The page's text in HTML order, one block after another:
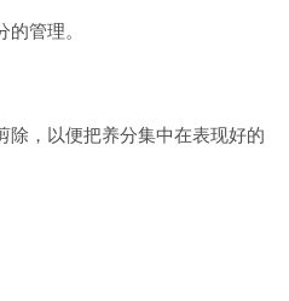
管理。
除，以便把养分集中在表现好的